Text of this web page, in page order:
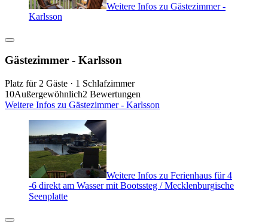
Weitere Infos zu Gästezimmer -
Karlsson
Gästezimmer - Karlsson
Platz für 2 Gäste · 1 Schlafzimmer
10Außergewöhnlich2 Bewertungen
Weitere Infos zu Gästezimmer - Karlsson
Weitere Infos zu Ferienhaus für 4
-6 direkt am Wasser mit Bootssteg / Mecklenburgische
Seenplatte